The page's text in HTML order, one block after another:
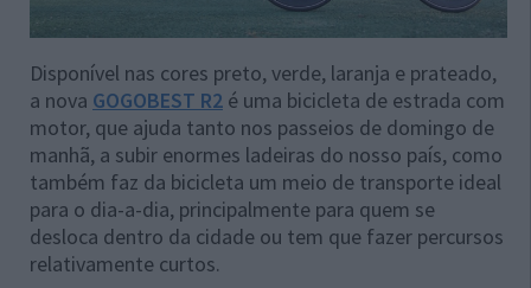
Disponível nas cores preto, verde, laranja e prateado,
a nova GOGOBEST R2 é uma bicicleta de estrada com
motor, que ajuda tanto nos passeios de domingo de
manhã, a subir enormes ladeiras do nosso país, como
também faz da bicicleta um meio de transporte ideal
para o dia-a-dia, principalmente para quem se
desloca dentro da cidade ou tem que fazer percursos
relativamente curtos.